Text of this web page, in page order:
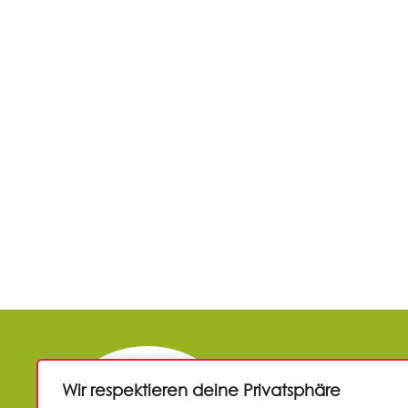
Wir respektieren deine Privatsphäre